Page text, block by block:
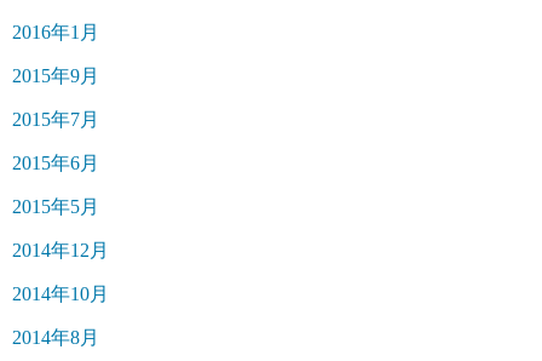
2016年1月
2015年9月
2015年7月
2015年6月
2015年5月
2014年12月
2014年10月
2014年8月